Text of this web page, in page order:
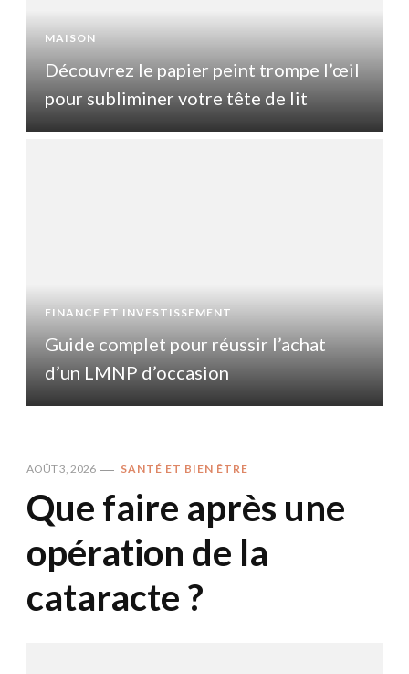
MAISON
Découvrez le papier peint trompe l’œil
pour subliminer votre tête de lit
FINANCE ET INVESTISSEMENT
Guide complet pour réussir l’achat
d’un LMNP d’occasion
AOÛT 3, 2026 SANTÉ ET BIEN ÊTRE
Que faire après une
opération de la
cataracte ?